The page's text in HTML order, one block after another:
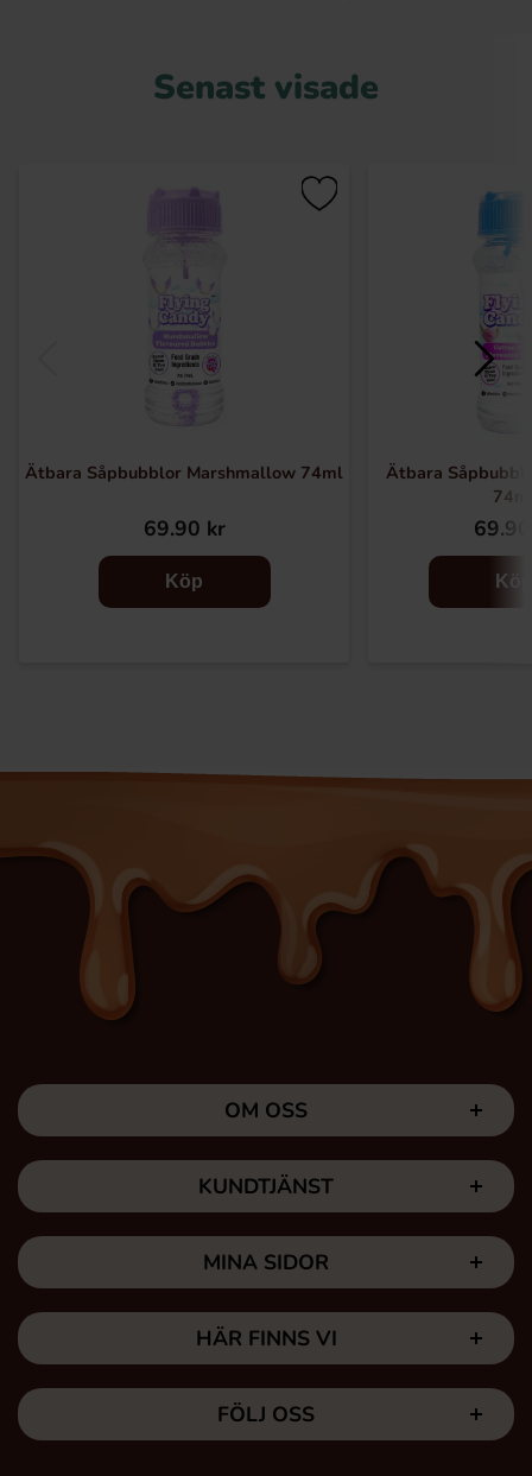
Senast visade
Ätbara Såpbubblor Marshmallow 74ml
69.90 kr
Köp
Ätbara
Köp
OM OSS
KUNDTJÄNST
MINA SIDOR
HÄR FINNS VI
FÖLJ OSS